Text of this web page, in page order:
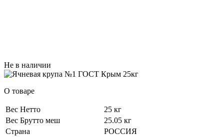
Не в наличии
О товаре
Вес Нетто
25 кг
Вес Брутто меш
25.05 кг
Страна
РОССИЯ